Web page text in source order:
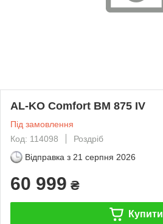
AL-KO Сomfort ВМ 875 IV
Під замовлення
Код: 114098
Роздріб
Відправка з 21 серпня 2026
60 999 ₴
Купити